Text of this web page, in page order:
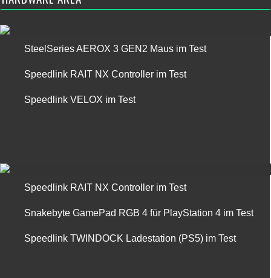
SteelSeries AEROX 3 GEN2 Maus im Test
Speedlink RAIT NX Controller im Test
Speedlink VELOX im Test
Speedlink RAIT NX Controller im Test
Snakebyte GamePad RGB 4 für PlayStation 4 im Test
Speedlink TWINDOCK Ladestation (PS5) im Test